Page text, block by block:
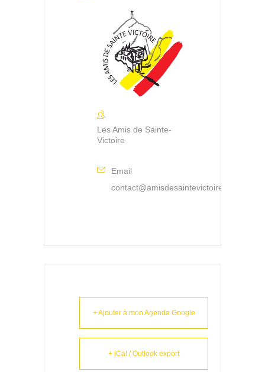
Les Amis de Sainte-
Victoire
Email
contact@amisdesaintevictoire.asso.fr
+ Ajouter à mon Agenda Google
+ iCal / Outlook export